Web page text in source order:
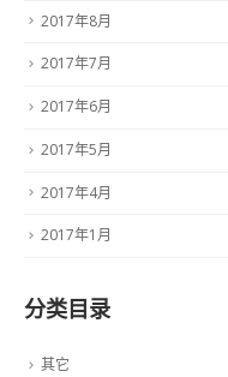
2017年8月
2017年7月
2017年6月
2017年5月
2017年4月
2017年1月
分类目录
其它